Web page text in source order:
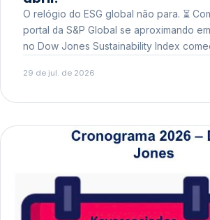
O relógio do ESG global não para. ⏳ Com a abertura do
portal da S&P Global se aproximando
no Dow Jones Sustainability Index
29 de jul. de 2026